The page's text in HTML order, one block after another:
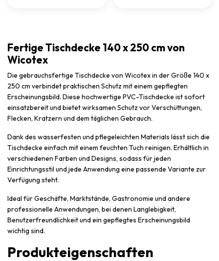
Fertige Tischdecke 140 x 250 cm von
Wicotex
Die gebrauchsfertige Tischdecke von Wicotex in der Größe 140 x
250 cm verbindet praktischen Schutz mit einem gepflegten
Erscheinungsbild. Diese hochwertige PVC-Tischdecke ist sofort
einsatzbereit und bietet wirksamen Schutz vor Verschüttungen,
Flecken, Kratzern und dem täglichen Gebrauch.
Dank des wasserfesten und pflegeleichten Materials lässt sich die
Tischdecke einfach mit einem feuchten Tuch reinigen. Erhältlich in
verschiedenen Farben und Designs, sodass für jeden
Einrichtungsstil und jede Anwendung eine passende Variante zur
Verfügung steht.
Ideal für Geschäfte, Marktstände, Gastronomie und andere
professionelle Anwendungen, bei denen Langlebigkeit,
Benutzerfreundlichkeit und ein gepflegtes Erscheinungsbild
wichtig sind.
Produkteigenschaften